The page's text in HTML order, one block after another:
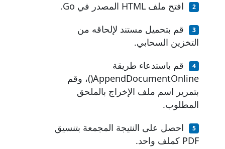
افتح ملف HTML المصدر في Go.
قم بتحميل مستند لإلحاقه من
التخزين السحابي.
قم باستدعاء طريقة
AppendDocumentOnline()، وقم
بتمرير اسم ملف الإخراج بالملحق
المطلوب.
احصل على النتيجة المجمعة بتنسيق
PDF كملف واحد.